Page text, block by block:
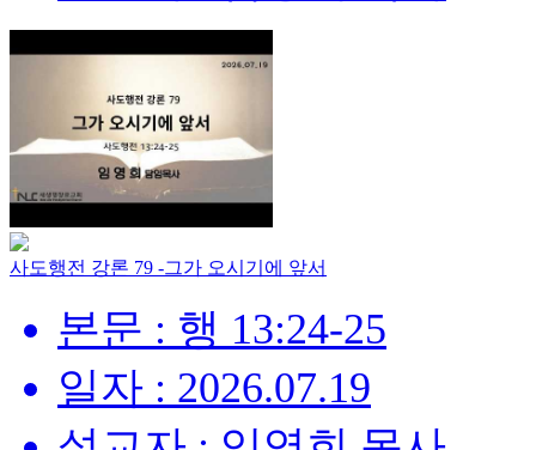
사도행전 강론 79 -그가 오시기에 앞서
본문 : 행 13:24-25
일자 : 2026.07.19